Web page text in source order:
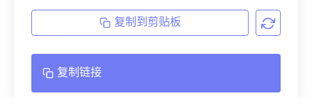
复制到剪贴板
复制链接